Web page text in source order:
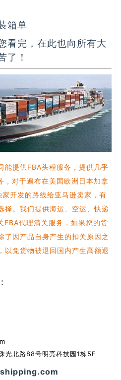
箱单
看完，在此也向所有大
了！
能提供FBA头程服务，提供几乎
，对于遍布在美国欧洲日本加拿
开发的路线给亚马逊卖家，有
择。我们提供海运、空运、快递
FBA代理清关服务，如果您的货
了因产品自身产生的扣关原因之
以免货物被退回国内产生高额退
光北路88号明亮科技园1栋5F